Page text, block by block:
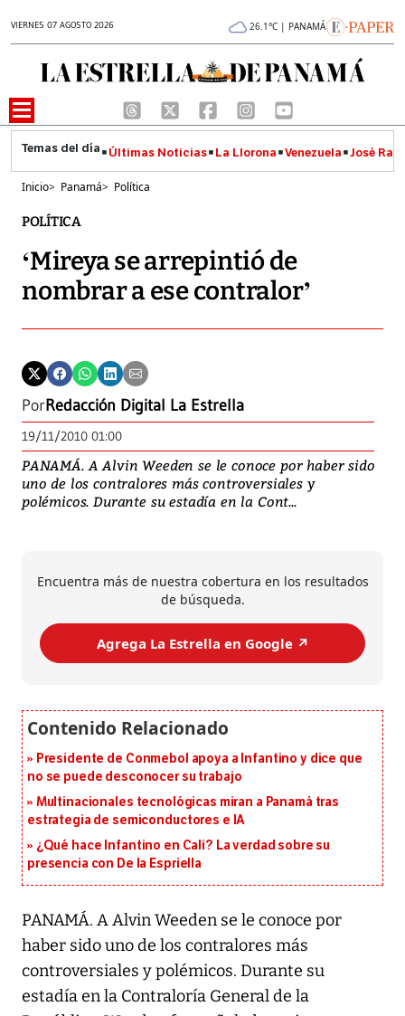
VIERNES 07 AGOSTO 2026 26.1°C | PANAMÁ
Últimas Noticias La Llorona Venezuela José
Inicio> Panamá> Política
POLÍTICA
‘Mireya se arrepintió de
nombrar a ese contralor’
PorRedacción Digital La Estrella
19/11/2010 01:00
PANAMÁ. A Alvin Weeden se le conoce por haber sido
uno de los contralores más controversiales y
polémicos. Durante su estadía en la Cont...
Encuentra más de nuestra cobertura en los resultados
de búsqueda.
Agrega La Estrella en Google ↗️
Presidente de Conmebol apoya a Infantino y dice que
no se puede desconocer su trabajo
Multinacionales tecnológicas miran a Panamá tras
estrategia de semiconductores e IA
¿Qué hace Infantino en Cali? La verdad sobre su
presencia con De la Espriella
PANAMÁ. A Alvin Weeden se le conoce por
haber sido uno de los contralores más
controversiales y polémicos. Durante su
estadía en la Contraloría General de la